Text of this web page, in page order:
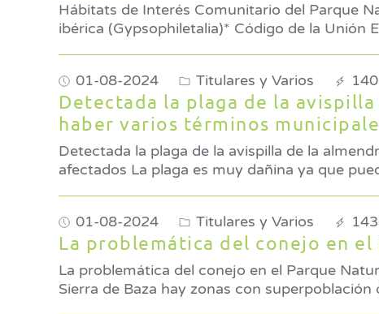
Hábitats de Interés Comunitario del Parque
ibérica (Gypsophiletalia)*
01-08-2024 Titulares y Varios
Detectada la plaga de la
haber varios términos
Detectada la plaga de la avispilla de la
afectados La plaga es muy dañina ya
01-08-2024 Titulares y Varios
La problemática del conejo en el
La problemática del conejo en el Parque Natural Sierra de Baza a
Sierra de Baza hay zonas con